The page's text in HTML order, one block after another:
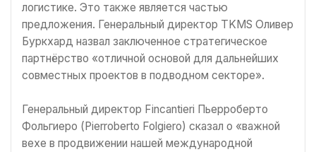
логистике. Это также является частью
предложения. Генеральный директор TKMS Оливер
Буркхард назвал заключенное стратегическое
партнёрство «отличной основой для дальнейших
совместных проектов в подводном секторе».
Генеральный директор Fincantieri Пьерроберто
Фольгиеро (Pierroberto Folgiero) сказал о «важной
вехе в продвижении нашей международной